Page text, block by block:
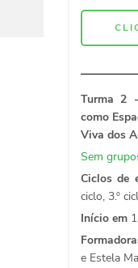
Turma 2
como
Viva dos
Sem
Ciclos de
ciclo, 3.º
Início em
e Estela